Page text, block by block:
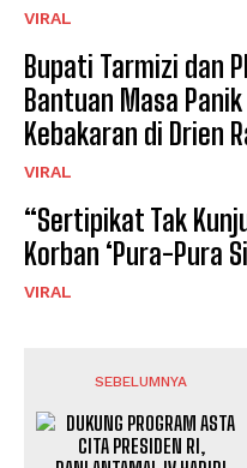
VIRAL
Bupati Tarmizi dan
Bantuan Masa
Kebakaran di Drien
VIRAL
“Sertipikat Tak
Korban ‘Pura-Pura
VIRAL
SEBELUMNYA